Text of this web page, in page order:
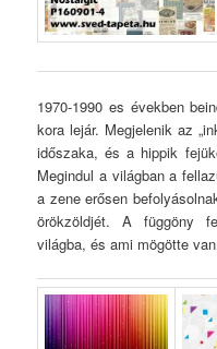
1970-1990 es években
kora lejár. Megjelenik az
időszaka, és a hippik
Megindul a világban a
a zene erősen
örökzöldjét. A függöny
világba, és ami mögötte